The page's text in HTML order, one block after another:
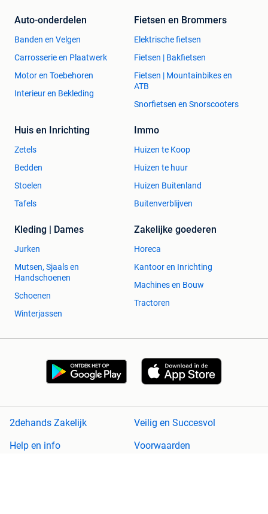
Auto-onderdelen
Banden en Velgen
Carrosserie en Plaatwerk
Motor en Toebehoren
Interieur en Bekleding
Fietsen en Brommers
Elektrische fietsen
Fietsen | Bakfietsen
Fietsen | Mountainbikes en
ATB
Snorfietsen en Snorscooters
Huis en Inrichting
Zetels
Bedden
Stoelen
Tafels
Immo
Huizen te Koop
Huizen te huur
Huizen Buitenland
Buitenverblijven
Kleding | Dames
Jurken
Mutsen, Sjaals en
Handschoenen
Schoenen
Winterjassen
Zakelijke goederen
Horeca
Kantoor en Inrichting
Machines en Bouw
Tractoren
2dehands Zakelijk
Veilig en Succesvol
Help en info
Voorwaarden